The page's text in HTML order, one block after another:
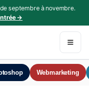
septembre à novembre.
→
Webmarketing